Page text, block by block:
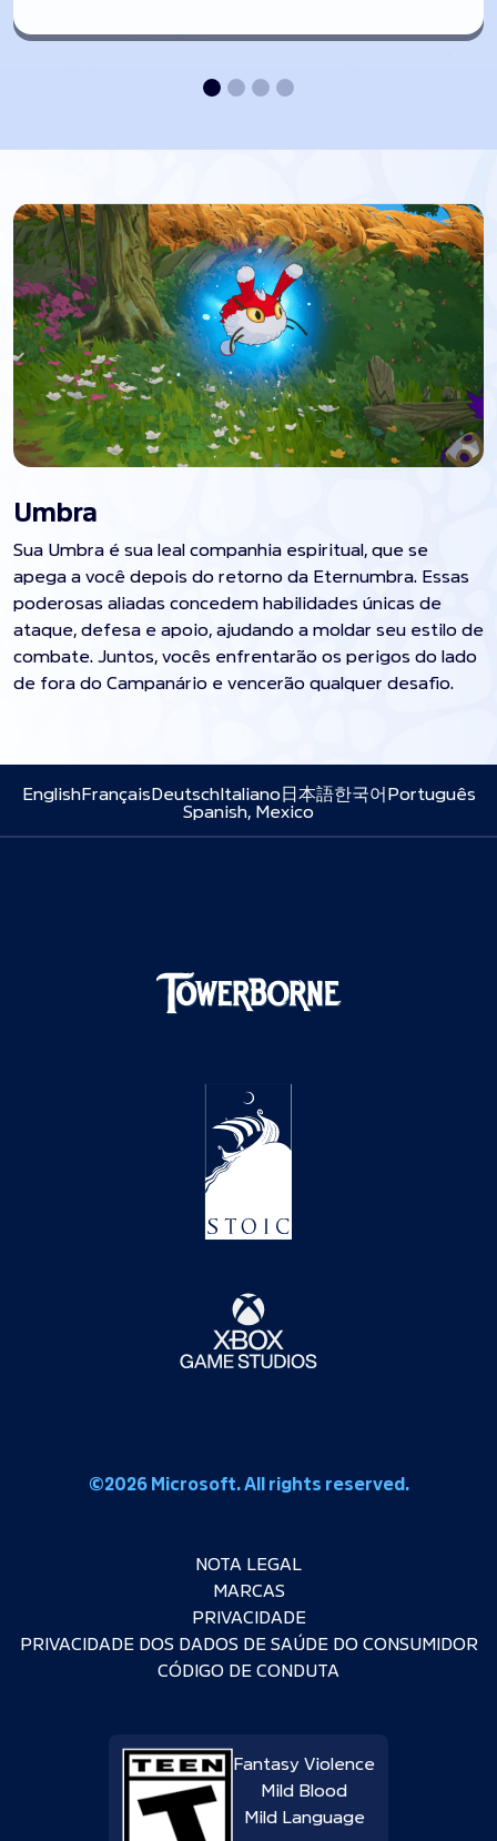
Umbra
Sua Umbra é sua leal companhia espiritual, que se
apega a você depois do retorno da Eternumbra. Essas
poderosas aliadas concedem habilidades únicas de
ataque, defesa e apoio, ajudando a moldar seu estilo de
combate. Juntos, vocês enfrentarão os perigos do lado
de fora do Campanário e vencerão qualquer desafio.
EnglishFrançaisDeutschItaliano日本語한국어Português
Spanish, Mexico
©2026 Microsoft. All rights reserved.
NOTA LEGAL
MARCAS
PRIVACIDADE
PRIVACIDADE DOS DADOS DE SAÚDE DO CONSUMIDOR
CÓDIGO DE CONDUTA
Fantasy Violence
Mild Blood
Mild Language